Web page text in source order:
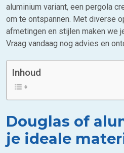
aluminium variant, een pergola
om te ontspannen. Met diverse
afmetingen en stijlen maken we
Vraag vandaag nog advies en
Inhoud
Douglas of
je ideale